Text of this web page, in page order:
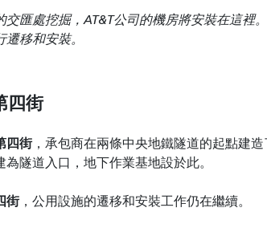
匯處挖掘，AT&T公司的機房將安裝在這裡
移和安裝。
四街
四街，承包商在兩條中央地鐵隧道的起點建造
隧道入口，地下作業基地設於此。
街，公用設施的遷移和安裝工作仍在繼續。